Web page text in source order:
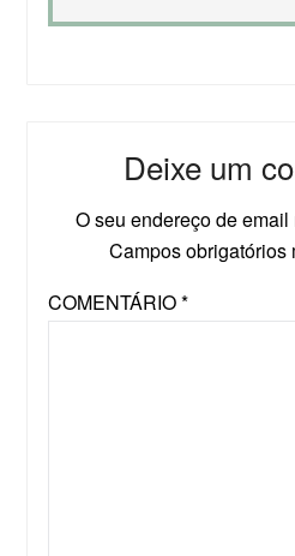
Deixe um
O seu endereço de
Campos obrigatórios
COMENTÁRIO*